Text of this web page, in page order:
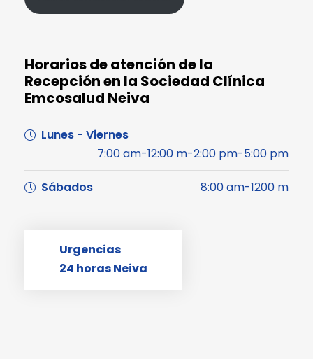
Horarios de atención de la
Recepción en la Sociedad Clínica
Emcosalud Neiva
Lunes - Viernes
7:00 am-12:00 m-2:00 pm-5:00 pm
Sábados 8:00 am-1200 m
Urgencias
24 horas Neiva